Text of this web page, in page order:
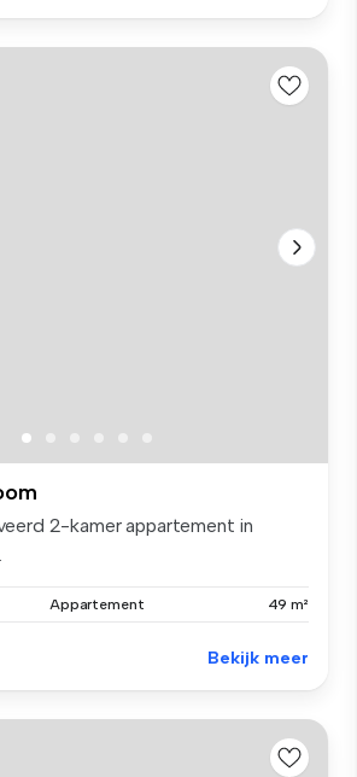
2-kamer appartement in
Appartement 49 m²
Bekijk meer